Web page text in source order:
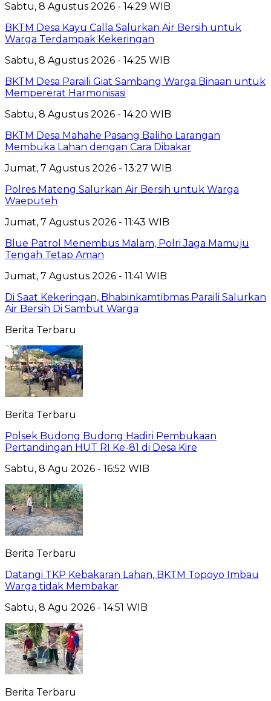
Sabtu, 8 Agustus 2026 - 14:29 WIB
BKTM Desa Kayu Calla Salurkan Air Bersih untuk
Warga Terdampak Kekeringan
Sabtu, 8 Agustus 2026 - 14:25 WIB
BKTM Desa Paraili Giat Sambang Warga Binaan untuk
Mempererat Harmonisasi
Sabtu, 8 Agustus 2026 - 14:20 WIB
BKTM Desa Mahahe Pasang Baliho Larangan
Membuka Lahan dengan Cara Dibakar
Jumat, 7 Agustus 2026 - 13:27 WIB
Polres Mateng Salurkan Air Bersih untuk Warga
Waeputeh
Jumat, 7 Agustus 2026 - 11:43 WIB
Blue Patrol Menembus Malam, Polri Jaga Mamuju
Tengah Tetap Aman
Jumat, 7 Agustus 2026 - 11:41 WIB
Di Saat Kekeringan, Bhabinkamtibmas Paraili Salurkan
Air Bersih Di Sambut Warga
Berita Terbaru
Berita Terbaru
Polsek Budong Budong Hadiri Pembukaan
Pertandingan HUT RI Ke-81 di Desa Kire
Sabtu, 8 Agu 2026 - 16:52 WIB
Berita Terbaru
Datangi TKP Kebakaran Lahan, BKTM Topoyo Imbau
Warga tidak Membakar
Sabtu, 8 Agu 2026 - 14:51 WIB
Berita Terbaru